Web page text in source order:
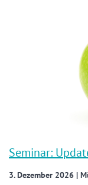
Seminar:
3. Dezember 2026 |